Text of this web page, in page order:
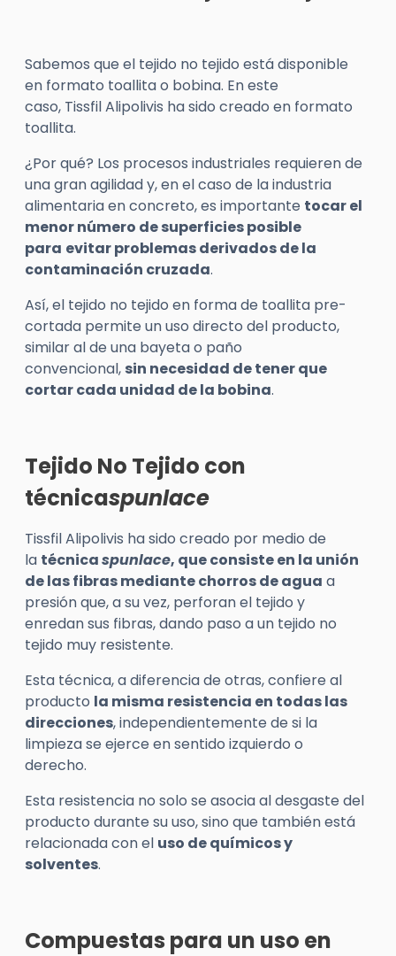
Sabemos que el tejido no tejido está disponible
en formato toallita o bobina. En este
caso, TissfilAlipolivis ha sido creado en formato
toallita.
¿Por qué? Los procesos industriales requieren de
una gran agilidad y, en el caso de la industria
alimentaria en concreto, es importante tocar el
menor número de superficies posible
para evitar problemas derivados de la
contaminación cruzada.
Así, el tejido no tejido en forma de toallita pre-
cortada permite un uso directo del producto,
similar al de una bayeta o paño
convencional, sin necesidad de tener que
cortar cada unidad de la bobina.
Tejido No Tejido con
técnicaspunlace
TissfilAlipolivis ha sido creado por medio de
la técnicaspunlace, que consiste en la unión
de las fibras mediante chorros de agua a
presión que, a su vez, perforan el tejido y
enredan sus fibras, dando paso a un tejido no
tejido muy resistente.
Esta técnica, a diferencia de otras, confiere al
producto la misma resistencia en todas las
direcciones, independientemente de si la
limpieza se ejerce en sentido izquierdo o
derecho.
Esta resistencia no solo se asocia al desgaste del
producto durante su uso, sino que también está
relacionada con el uso de químicos y
solventes.
Compuestas para un uso en